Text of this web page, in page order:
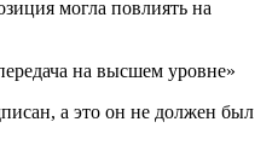
могла повлиять на
на высшем уровне»
а это он не должен был